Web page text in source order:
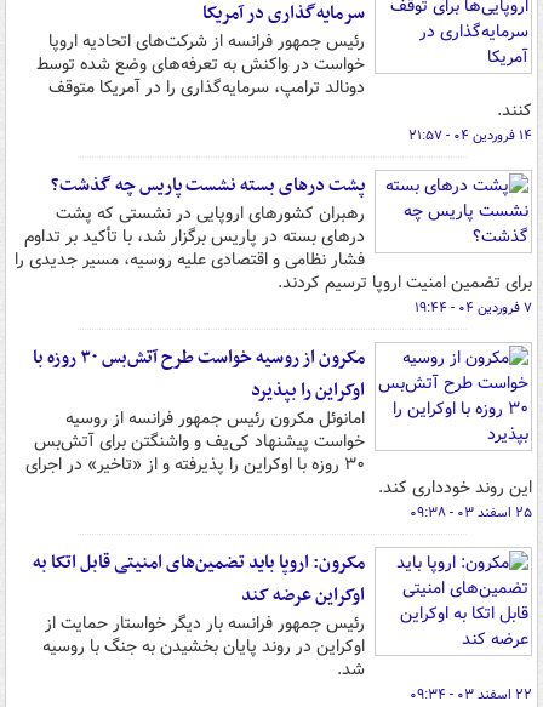
سرمایه‌گذاری در آمریکا
رئیس‌ جمهور فرانسه از شرکت‌های اتحادیه اروپا
خواست در واکنش به تعرفه‌های وضع شده توسط
دونالد ترامپ، سرمایه‌گذاری را در آمریکا متوقف
کنند.
۱۴ فروردین ۰۴ - ۲۱:۵۷
پشت درهای بسته نشست پاریس چه گذشت؟
رهبران کشورهای اروپایی در نشستی که پشت
درهای بسته در پاریس برگزار شد، با تأکید بر تداوم
فشار نظامی و اقتصادی علیه روسیه، مسیر جدیدی را
برای تضمین امنیت اروپا ترسیم کردند.
۷ فروردین ۰۴ - ۱۹:۴۴
مکرون از روسیه خواست طرح آتش‌بس ۳۰ روزه با
اوکراین را بپذیرد
امانوئل مکرون رئیس جمهور فرانسه از روسیه
خواست پیشنهاد کی‌یف و واشنگتن برای آتش‌بس
۳۰ روزه با اوکراین را پذیرفته و از «تاخیر» در اجرای
این روند خودداری کند.
۲۵ اسفند ۰۳ - ۰۹:۳۸
مکرون: اروپا باید تضمین‌های امنیتی قابل اتکا به
اوکراین عرضه کند
رئیس جمهور فرانسه بار دیگر خواستار حمایت از
اوکراین در روند پایان بخشیدن به جنگ با روسیه
شد.
۲۲ اسفند ۰۳ - ۰۹:۳۴